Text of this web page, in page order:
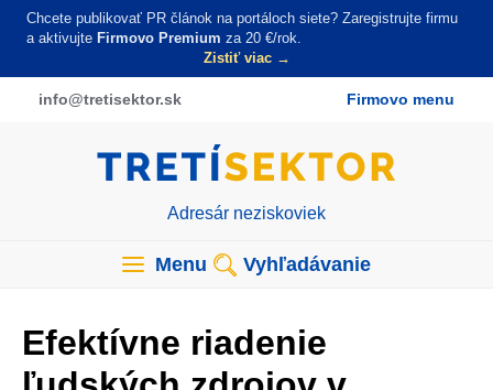
Skočiť
obsah
Chcete publikovať PR článok na portáloch siete? Zaregistrujte firmu
a aktivujte Firmovo Premium za 20 €/rok.
Zistiť viac →
info@tretisektor.sk Firmovo menu
navigation
Adresár neziskoviek
Menu Vyhľadávanie
Efektívne riadenie